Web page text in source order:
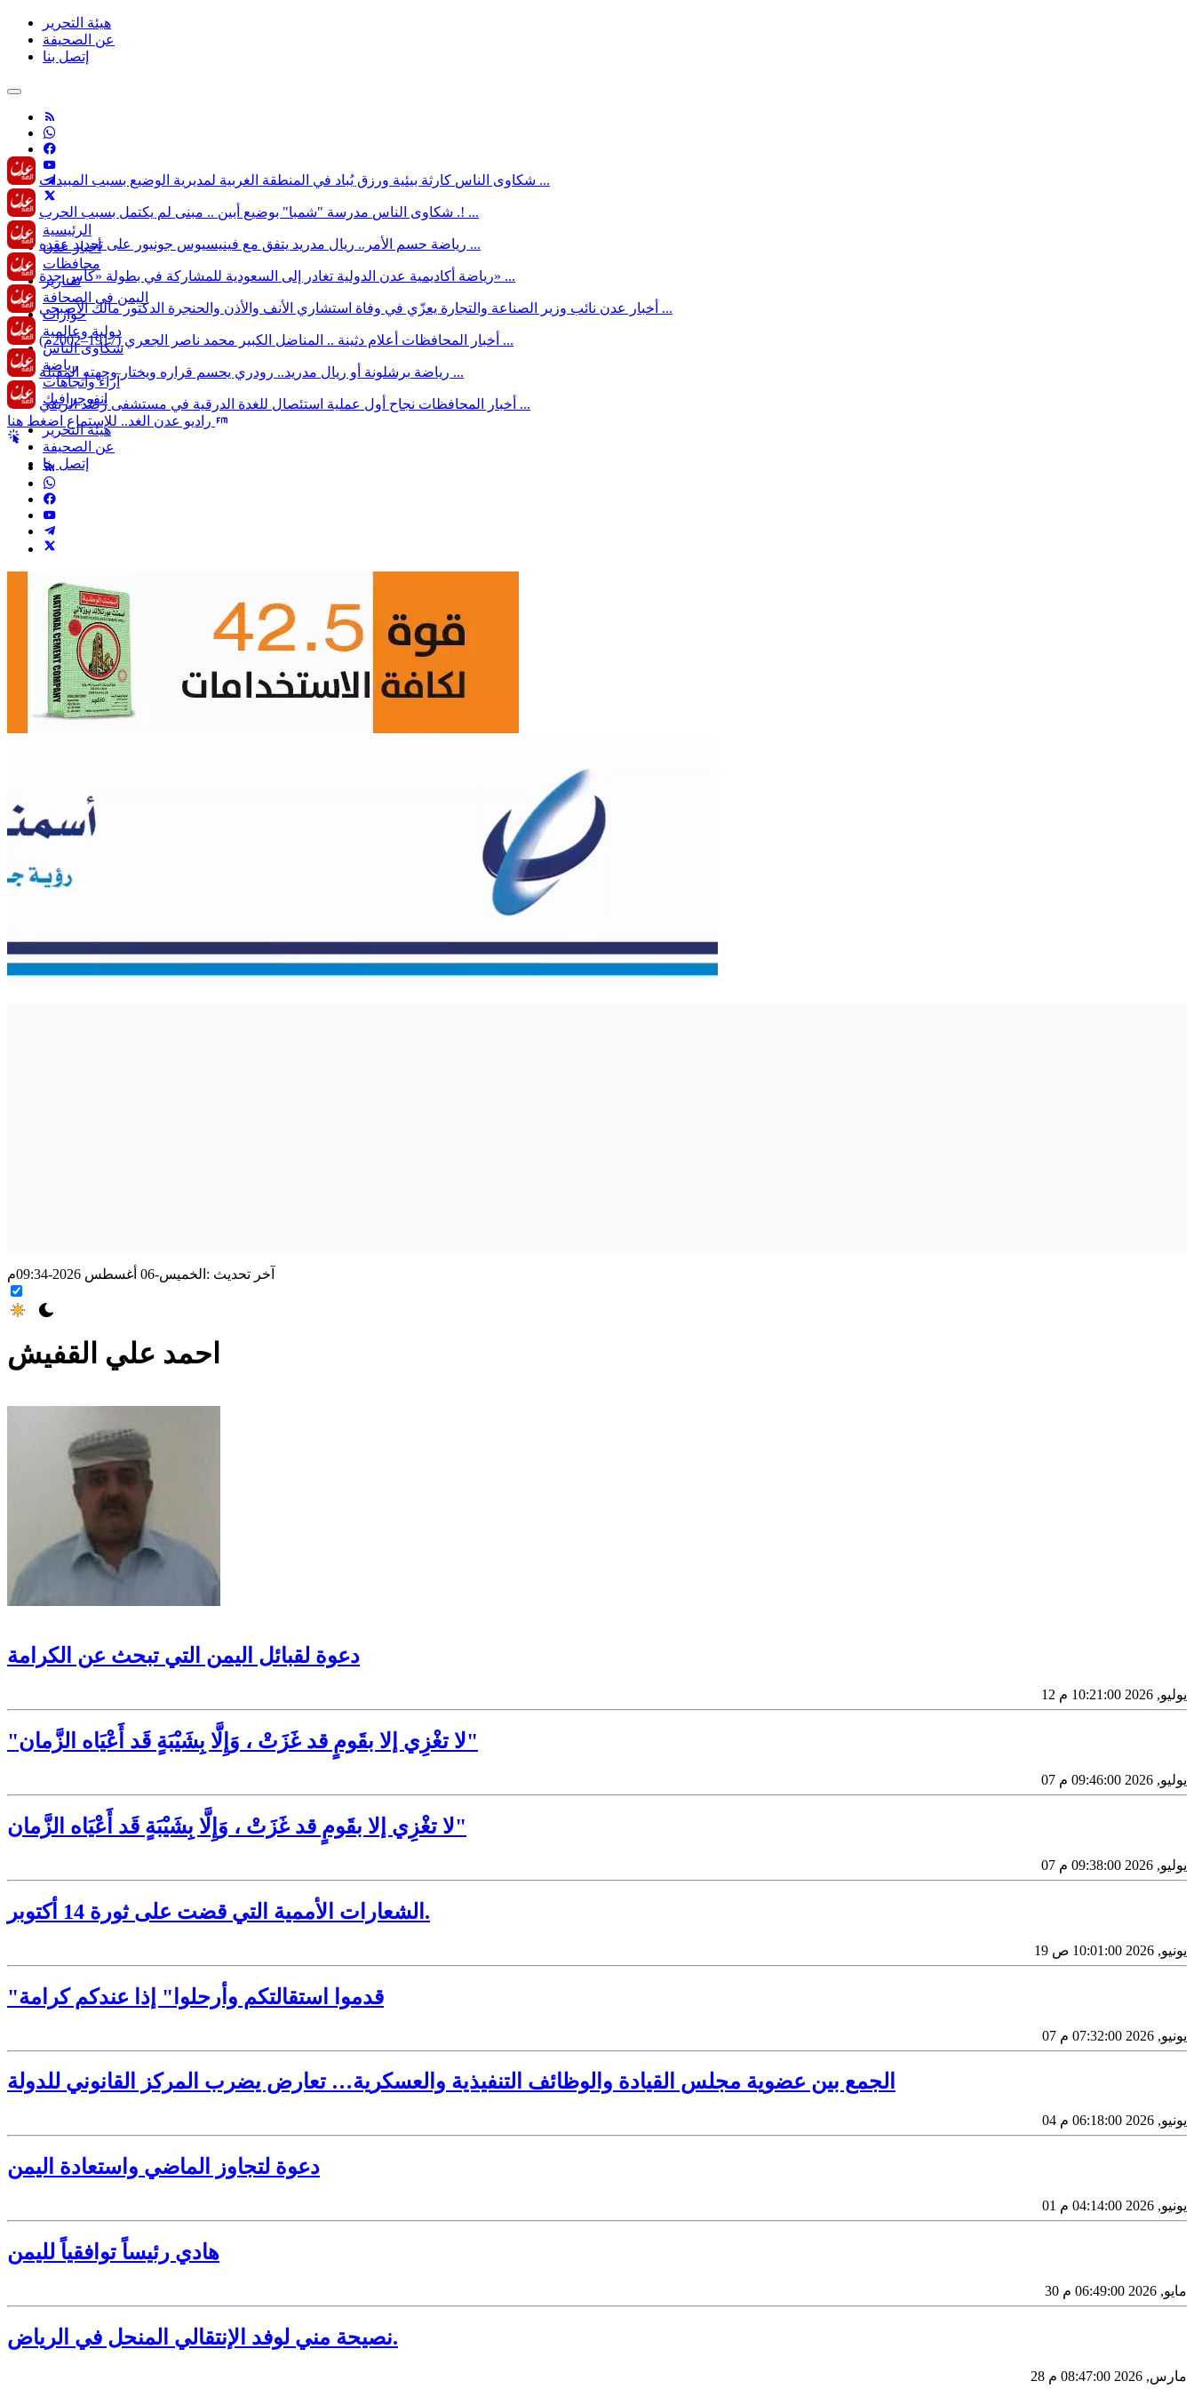
هيئة التحرير
عن الصحيفة
إتصل بنا
الرئيسية
أخبار عدن
محافظات
تقـارير
اليمن في الصحافة
حوارات
دولية وعالمية
شكاوى الناس
رياضة
آراء وأتجاهات
انفوجرافيك
هيئة التحرير
عن الصحيفة
إتصل بنا
شكاوى الناس كارثة بيئية ورزق يُباد في المنطقة الغربية لمديرية الوضيع بسبب المبيدات ...
شكاوى الناس مدرسة "شمبا" بوضيع أبين .. مبنى لم يكتمل بسبب الحرب .! ...
رياضة حسم الأمر.. ريال مدريد يتفق مع فينيسيوس جونيور على تجديد عقده ...
رياضةأكاديمية عدن الدولية تغادر إلى السعودية للمشاركة في بطولة «كأس جدة» ...
أخبار عدن نائب وزير الصناعة والتجارة يعزّي في وفاة استشاري الأنف والأذن والحنجرة الدكتور مالك الأصبحي ...
أخبار المحافظات أعلام دثينة .. المناضل الكبير محمد ناصر الجعري (1917–2002م) ...
رياضة برشلونة أو ريال مدريد.. رودري يحسم قراره ويختار وجهته المقبلة ...
أخبار المحافظات نجاح أول عملية استئصال للغدة الدرقية في مستشفى رُصُد الريفي ...
آخر تحديث : الخميس-06 أغسطس 2026-09:34م
احمد علي القفيش
دعوة لقبائل اليمن التي تبحث عن الكرامة
12 يوليو, 2026 10:21:00 م
"لا تغْزِي إلا بقَومٍ قد غَزَتْ ، وَإِلَّا بِشَيْبَةٍ قَد أَعْيَاه الزَّمان"
07 يوليو, 2026 09:46:00 م
لا تغْزِي إلا بقَومٍ قد غَزَتْ ، وَإِلَّا بِشَيْبَةٍ قَد أَعْيَاه الزَّمان"
07 يوليو, 2026 09:38:00 م
الشعارات الأممية التي قضت على ثورة 14 أكتوبر.
19 يونيو, 2026 10:01:00 ص
"قدموا استقالتكم وأرحلوا" إذا عندكم كرامة
07 يونيو, 2026 07:32:00 م
الجمع بين عضوية مجلس القيادة والوظائف التنفيذية والعسكرية… تعارض يضرب المركز القانوني للدولة
04 يونيو, 2026 06:18:00 م
دعوة لتجاوز الماضي واستعادة اليمن
01 يونيو, 2026 04:14:00 م
هادي رئيساً توافقياً لليمن
30 مايو, 2026 06:49:00 م
نصيحة مني لوفد الإنتقالي المنحل في الرياض.
28 مارس, 2026 08:47:00 م